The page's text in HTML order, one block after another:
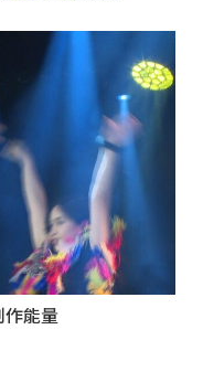
作能量